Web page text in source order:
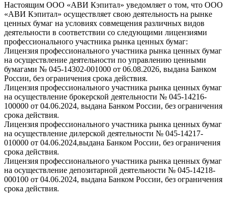
Настоящим ООО «АВИ Кэпитал» уведомляет о том, что ООО
«АВИ Кэпитал» осуществляет свою деятельность на рынке
ценных бумаг на условиях совмещения различных видов
деятельности в соответствии со следующими лицензиями
профессионального участника рынка ценных бумаг:
Лицензия профессионального участника рынка ценных бумаг
на осуществление деятельности по управлению ценными
бумагами № 045-14302-001000 от 06.08.2026, выдана Банком
России, без ограничения срока действия.
Лицензия профессионального участника рынка ценных бумаг
на осуществление брокерской деятельности № 045-14216-
100000 от 04.06.2024, выдана Банком России, без ограничения
срока действия.
Лицензия профессионального участника рынка ценных бумаг
на осуществление дилерской деятельности № 045-14217-
010000 от 04.06.2024,выдана Банком России, без ограничения
срока действия.
Лицензия профессионального участника рынка ценных бумаг
на осуществление депозитарной деятельности № 045-14218-
000100 от 04.06.2024, выдана Банком России, без ограничения
срока действия.